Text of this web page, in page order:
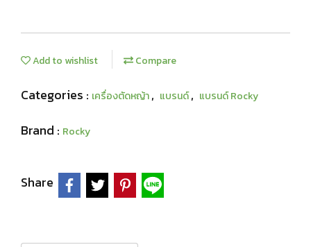
Add to wishlist Compare
Categories : เครื่องตัดหญ้า, แบรนด์, แบรนด์ Rocky
Brand : Rocky
Share